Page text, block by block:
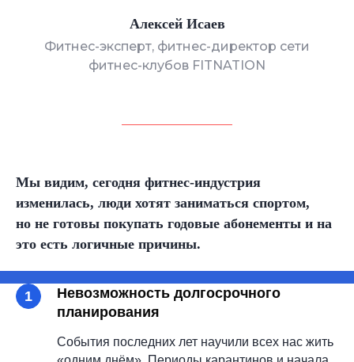
Алексей Исаев
Фитнес-эксперт, фитнес-директор сети
фитнес-клубов FITNATION
Мы видим, сегодня фитнес-индустрия
изменилась, люди хотят заниматься спортом,
но не готовы покупать годовые абонементы и на
это есть логичные причины.
Невозможность долгосрочного
планирования
События последних лет научили всех нас жить